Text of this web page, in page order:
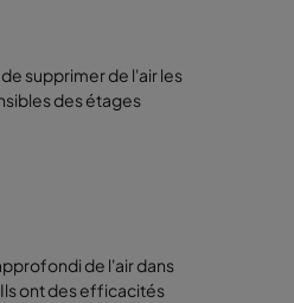
supprimer de l'air les
des étages
de l'air dans
ont des efficacités